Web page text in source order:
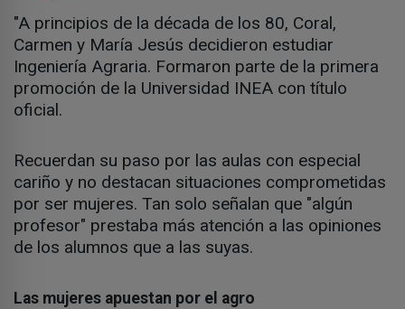
"A principios de la década de los 80, Coral,
Carmen y María Jesús decidieron estudiar
Ingeniería Agraria. Formaron parte de la primera
promoción de la Universidad INEA con título
oficial.
Recuerdan su paso por las aulas con especial
cariño y no destacan situaciones comprometidas
por ser mujeres. Tan solo señalan que "algún
profesor" prestaba más atención a las opiniones
de los alumnos que a las suyas.
Las mujeres apuestan por el agro